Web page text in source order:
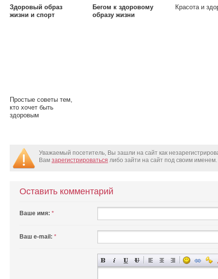
Здоровый образ
жизни и спорт
Бегом к здоровому
образу жизни
Красота и
Простые советы тем,
кто хочет быть
здоровым
Уважаемый посетитель, Вы зашли на сайт как
Вам зарегистрироваться либо зайти на сайт под своим именем.
Оставить комментарий
Ваше имя: *
Ваш e-mail: *